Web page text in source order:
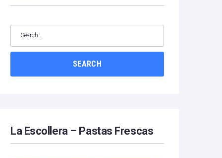
SEARCH
La Escollera – Pastas Frescas